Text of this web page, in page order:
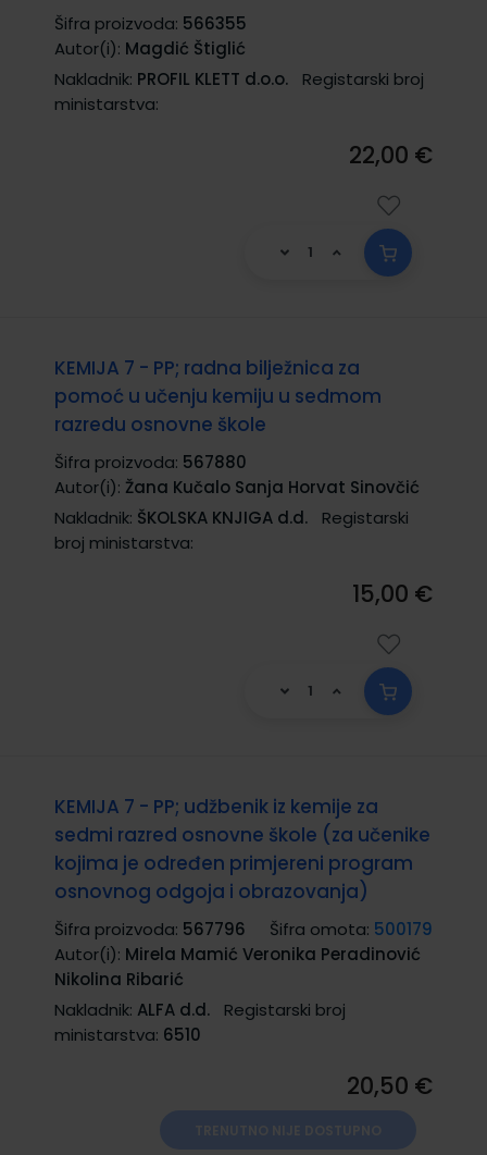
Šifra proizvoda: 566355
Autor(i): Magdić Štiglić
Nakladnik: PROFIL KLETT d.o.o.
Registarski broj
ministarstva:
22,00 €
KEMIJA 7 - PP; radna bilježnica za
pomoć u učenju kemiju u sedmom
razredu osnovne škole
Šifra proizvoda: 567880
Autor(i): Žana Kučalo Sanja Horvat Sinovčić
Nakladnik: ŠKOLSKA KNJIGA d.d.
Registarski
broj ministarstva:
15,00 €
KEMIJA 7 - PP; udžbenik iz kemije za
sedmi razred osnovne škole (za učenike
kojima je određen primjereni program
osnovnog odgoja i obrazovanja)
Šifra proizvoda: 567796 Šifra omota: 500179
Autor(i): Mirela Mamić Veronika Peradinović
Nikolina Ribarić
Nakladnik: ALFA d.d.
Registarski broj
ministarstva: 6510
20,50 €